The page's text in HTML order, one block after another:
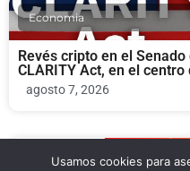
Economia
Revés cripto en el
CLARITY Act, en el centro
agosto 7, 2026
Negocios
Usamos cookies para